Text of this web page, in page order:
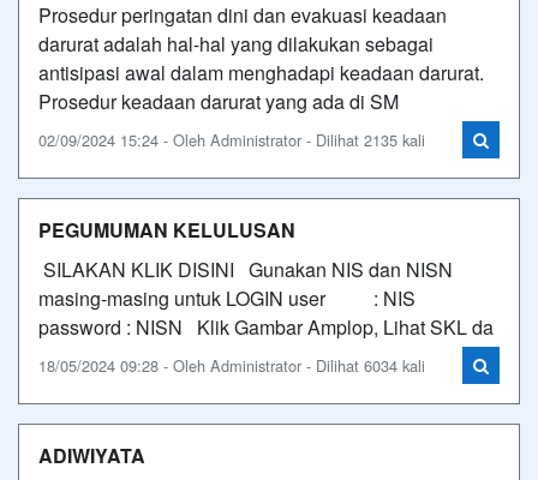
Prosedur peringatan dini dan evakuasi keadaan
darurat adalah hal-hal yang dilakukan sebagai
antisipasi awal dalam menghadapi keadaan darurat.
Prosedur keadaan darurat yang ada di SM
02/09/2024 15:24 - Oleh Administrator - Dilihat 2135 kali
PEGUMUMAN KELULUSAN
SILAKAN KLIK DISINI Gunakan NIS dan NISN
masing-masing untuk LOGIN user : NIS
password : NISN Klik Gambar Amplop, Lihat SKL da
18/05/2024 09:28 - Oleh Administrator - Dilihat 6034 kali
ADIWIYATA